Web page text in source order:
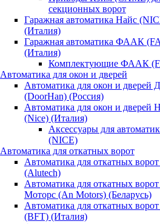
секционных ворот
Гаражная автоматика Найс
(Италия)
Гаражная автоматика ФААК
(Италия)
Комплектующие ФААК
Автоматика для окон и дверей
Автоматика для окон и дверей
(DoorHan) (Россия)
Автоматика для окон и дверей
(Nice) (Италия)
Аксессуары для
(NICE)
Автоматика для откатных ворот
Автоматика для откатных
(Alutech)
Автоматика для откатных
Моторс (An Motors) (Беларусь)
Автоматика для откатных
(BFT) (Италия)